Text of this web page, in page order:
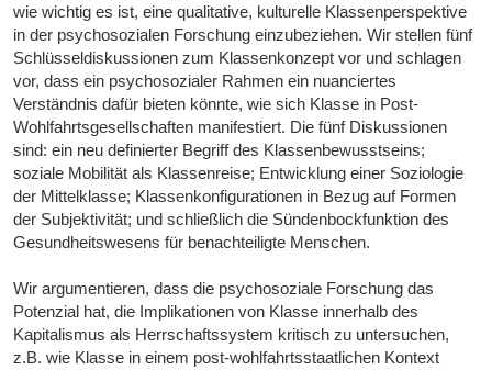
wie wichtig es ist, eine qualitative, kulturelle Klassenperspektive
in der psychosozialen Forschung einzubeziehen. Wir stellen fünf
Schlüsseldiskussionen zum Klassenkonzept vor und schlagen
vor, dass ein psychosozialer Rahmen ein nuanciertes
Verständnis dafür bieten könnte, wie sich Klasse in Post-
Wohlfahrtsgesellschaften manifestiert. Die fünf Diskussionen
sind: ein neu definierter Begriff des Klassenbewusstseins;
soziale Mobilität als Klassenreise; Entwicklung einer Soziologie
der Mittelklasse; Klassenkonfigurationen in Bezug auf Formen
der Subjektivität; und schließlich die Sündenbockfunktion des
Gesundheitswesens für benachteiligte Menschen.
Wir argumentieren, dass die psychosoziale Forschung das
Potenzial hat, die Implikationen von Klasse innerhalb des
Kapitalismus als Herrschaftssystem kritisch zu untersuchen,
z.B. wie Klasse in einem post-wohlfahrtsstaatlichen Kontext